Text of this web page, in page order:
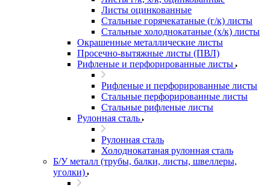
Листы оцинкованные
Стальные горячекатаные (г/к) листы
Стальные холоднокатаные (х/к) листы
Окрашенные металлические листы
Просечно-вытяжные листы (ПВЛ)
Рифленые и перфорированные листы
Рифленые и перфорированные листы
Стальные перфорированные листы
Стальные рифленые листы
Рулонная сталь
Рулонная сталь
Холоднокатаная рулонная сталь
Б/У металл (трубы, балки, листы, швеллеры,
уголки)